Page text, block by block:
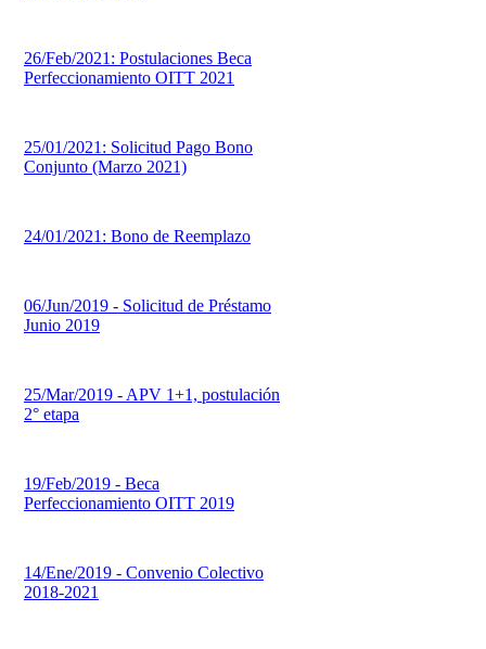
26/Feb/2021: Postulaciones Beca
Perfeccionamiento OITT 2021
25/01/2021: Solicitud Pago Bono
Conjunto (Marzo 2021)
24/01/2021: Bono de Reemplazo
06/Jun/2019 - Solicitud de Préstamo
Junio 2019
25/Mar/2019 - APV 1+1, postulación
2° etapa
19/Feb/2019 - Beca
Perfeccionamiento OITT 2019
14/Ene/2019 - Convenio Colectivo
2018-2021